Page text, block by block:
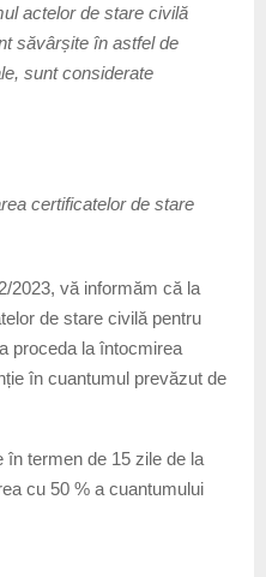
actelor de stare civilă
săvârșite în astfel de
sunt considerate
certificatelor de stare
2023, vă informăm că la
de stare civilă pentru
proceda la întocmirea
în cuantumul prevăzut de
în termen de 15 zile de la
cu 50 % a cuantumului